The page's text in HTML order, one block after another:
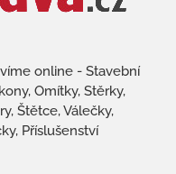
online - Stavební
Omítky, Stěrky,
Štětce, Válečky,
Příslušenství